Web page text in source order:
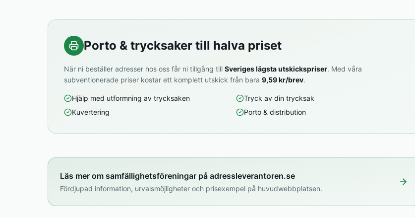
Porto & trycksaker till halva priset
När ni beställer adresser hos oss får ni tillgång till Sveriges lägsta utskickspriser. Med våra
subventionerade priser kostar ett komplett utskick från bara 9,59 kr/brev.
Hjälp med utformning av trycksaken
Tryck av din trycksak
Kuvertering
Porto & distribution
Läs mer om samfällighetsföreningar på adressleverantoren.se
Fördjupad information, urvalsmöjligheter och prisexempel på huvudwebbplatsen.